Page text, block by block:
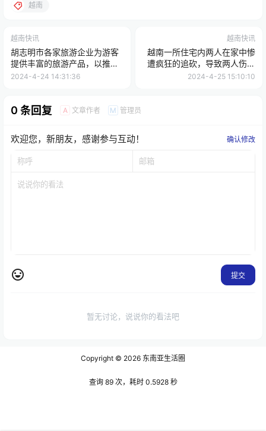
越南
越南快讯
胡志明市各家旅游企业为游客
提供丰富的旅游产品，以推动
暑假避暑旅游！
2024-4-24 14:31:36
越南快讯
越南一所住宅内两人在家中惨
遭疯狂的追砍，导致两人伤势
严重，警方全力追捕凶手！
2024-4-25 15:10:10
0 条回复 A 文章作者 M 管理员
欢迎您，新朋友，感谢参与互动！ 确认修改
提交
暂无讨论，说说你的看法吧
Copyright © 2026 东南亚生活圈
查询 89 次，耗时 0.5928 秒